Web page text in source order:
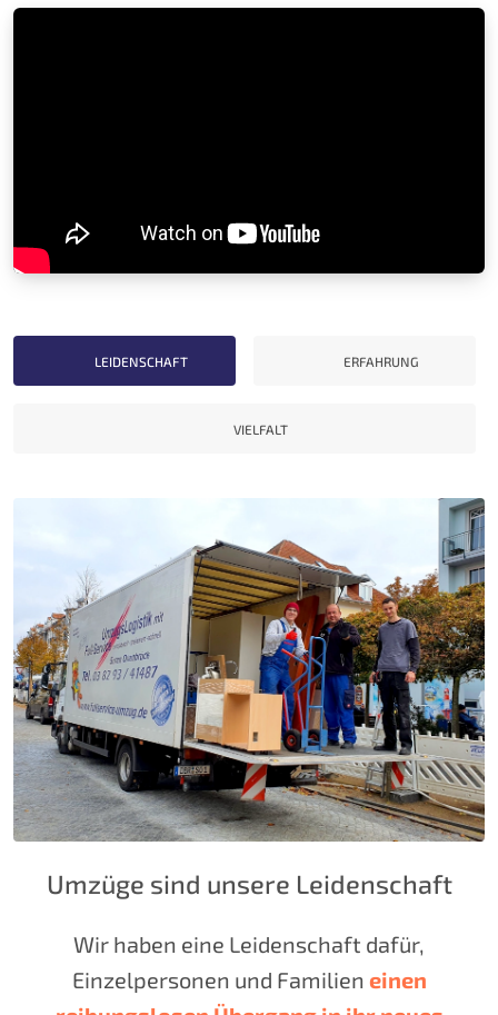
LEIDENSCHAFT ERFAHRUNG
VIELFALT
Umzüge sind unsere Leidenschaft
Wir haben eine Leidenschaft dafür,
Einzelpersonen und Familien einen